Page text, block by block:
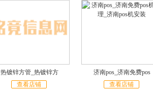
热镀锌方管_热镀锌方
查看店铺
济南pos_济南免费pos
查看店铺